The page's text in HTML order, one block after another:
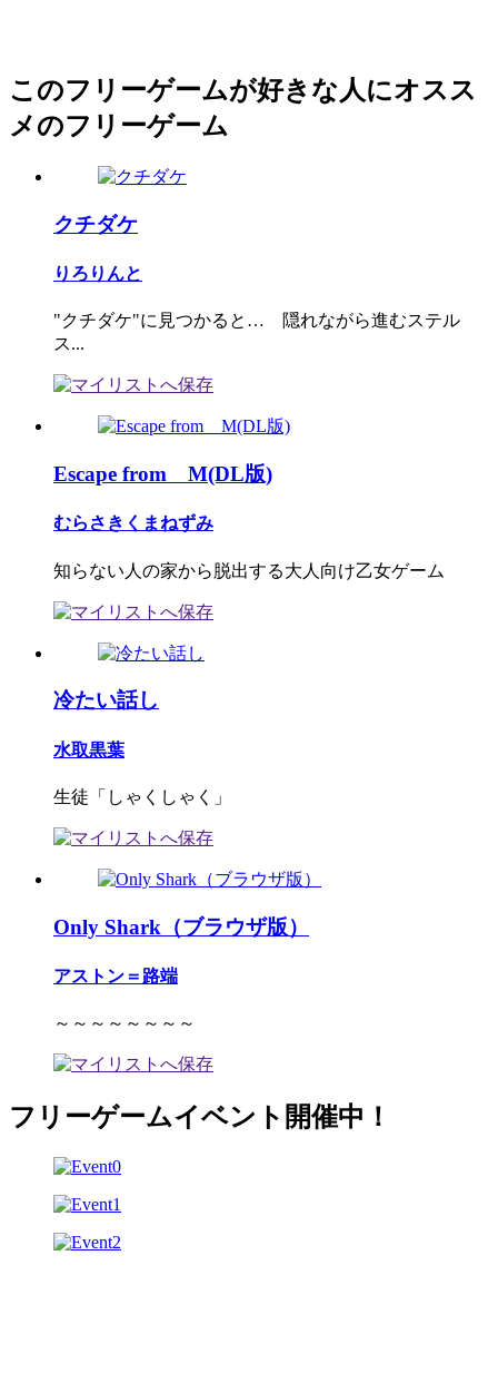
このフリーゲームが好きな人にオスス
メのフリーゲーム
クチダケ
りろりんと
"クチダケ"に見つかると… 隠れながら進むステル
ス...
Escape from M(DL版)
むらさきくまねずみ
知らない人の家から脱出する大人向け乙女ゲーム
冷たい話し
水取黒葉
生徒「しゃくしゃく」
Only Shark（ブラウザ版）
アストン＝路端
～～～～～～～～
フリーゲームイベント開催中！